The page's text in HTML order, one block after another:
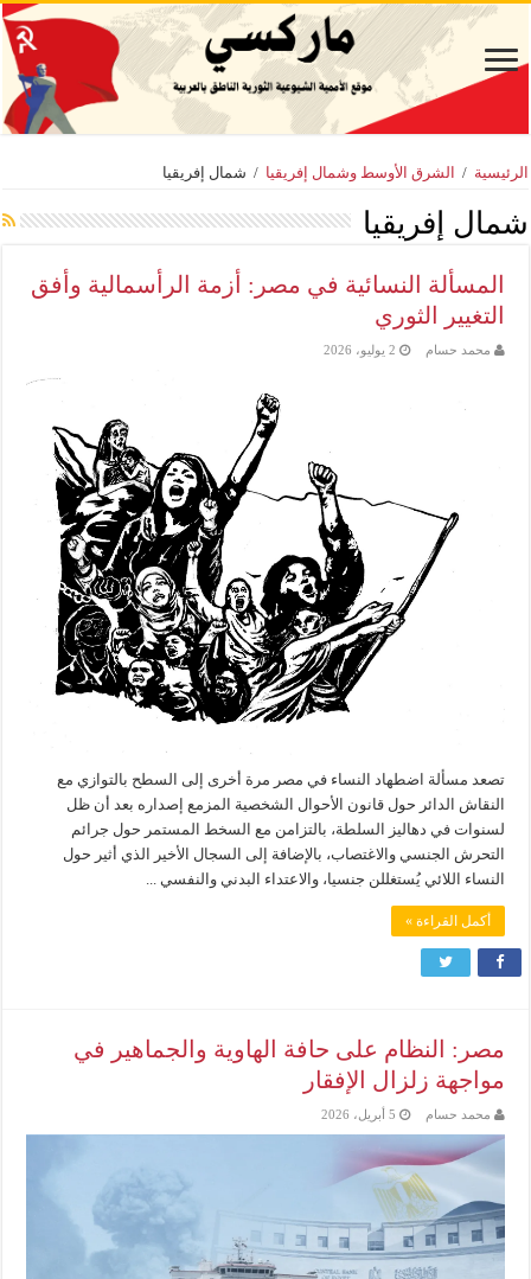
الرئيسية / الشرق الأوسط وشمال إفريقيا / شمال إفريقيا
شمال إفريقيا
المسألة النسائية في مصر: أزمة الرأسمالية وأفق
التغيير الثوري
محمد حسام 2 يوليو، 2026
تصعد مسألة اضطهاد النساء في مصر مرة أخرى إلى السطح بالتوازي مع
النقاش الدائر حول قانون الأحوال الشخصية المزمع إصداره بعد أن ظل
لسنوات في دهاليز السلطة، بالتزامن مع السخط المستمر حول جرائم
التحرش الجنسي والاغتصاب، بالإضافة إلى السجال الأخير الذي أثير حول
النساء اللائي يُستغللن جنسيا، والاعتداء البدني والنفسي ...
أكمل القراءة »
مصر: النظام على حافة الهاوية والجماهير في
مواجهة زلزال الإفقار
محمد حسام 5 أبريل، 2026